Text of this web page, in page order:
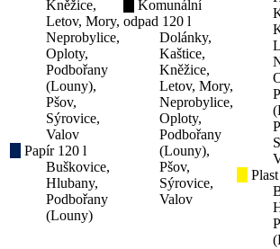
Kněžice,
Letov, Mory,
Neprobylice,
Oploty,
Podbořany
(Louny),
Pšov,
Sýrovice,
Valov
Papír 120 l
Buškovice,
Hlubany,
Podbořany
(Louny)
Komunální
odpad 120 l
Dolánky,
Kaštice,
Kněžice,
Letov, Mory,
Neprobylice,
Oploty,
Podbořany
(Louny),
Pšov,
Sýrovice,
Valov